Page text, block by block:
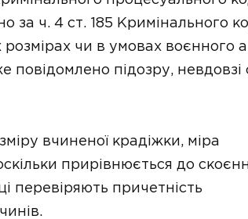
за ч. 4 ст. 185 Кримінального
чи в умовах воєнного
підозру, невдовзі
вчиненої крадіжки, міра
прирівнюється до
перевіряють причетність